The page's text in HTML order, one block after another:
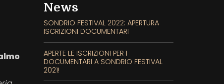
News
SONDRIO FESTIVAL 2022: APERTURA
ISCRIZIONI DOCUMENTARI
APERTE LE ISCRIZIONI PER I
DOCUMENTARI A SONDRIO FESTIVAL
2021!